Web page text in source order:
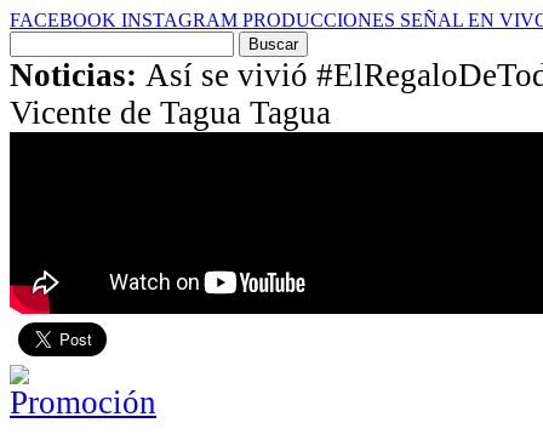
FACEBOOK INSTAGRAM PRODUCCIONES SEÑAL EN
por:
Noticias: Así se vivió
Vicente de Tagua Tagua